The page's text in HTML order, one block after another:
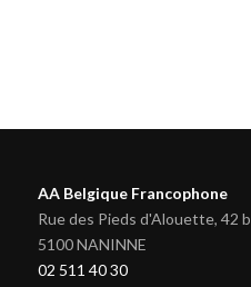
AA Belgique Francophone
Rue des Pieds d'Alouette, 42 b
5100 NANINNE
02 511 40 30